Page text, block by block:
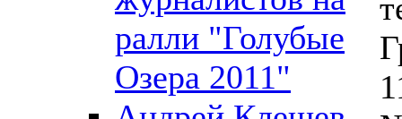
ралли "Голубые
Озера 2011"